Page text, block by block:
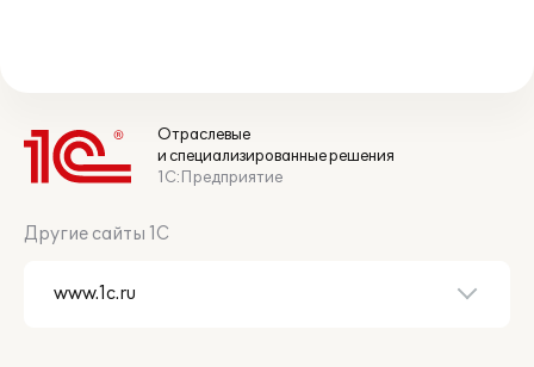
Отраслевые
и специализированные решения
1С:Предприятие
Другие сайты 1С